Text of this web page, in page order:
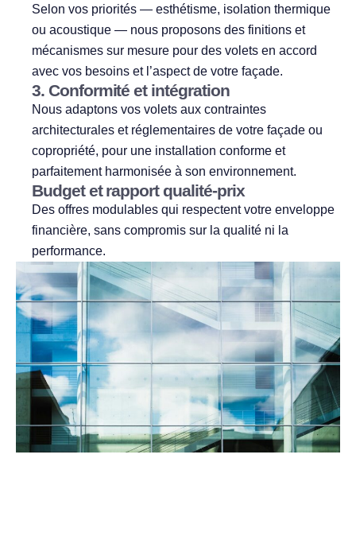
Selon vos priorités — esthétisme, isolation thermique
ou acoustique — nous proposons des finitions et
mécanismes sur mesure pour des volets en accord
avec vos besoins et l’aspect de votre façade.
3. Conformité et intégration
Nous adaptons vos volets aux contraintes
architecturales et réglementaires de votre façade ou
copropriété, pour une installation conforme et
parfaitement harmonisée à son environnement.
Budget et rapport qualité-prix
Des offres modulables qui respectent votre enveloppe
financière, sans compromis sur la qualité ni la
performance.